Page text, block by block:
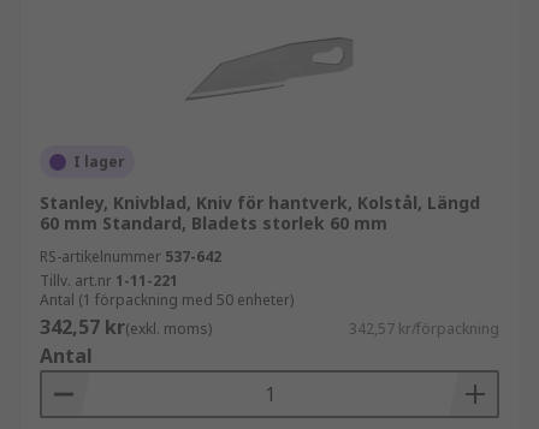
I lager
Stanley, Knivblad, Kniv för hantverk, Kolstål, Längd
60 mm Standard, Bladets storlek 60 mm
RS-artikelnummer 537-642
Tillv. art.nr 1-11-221
Antal (1 förpackning med 50 enheter)
342,57 kr(exkl. moms) 342,57 kr/förpackning
Antal